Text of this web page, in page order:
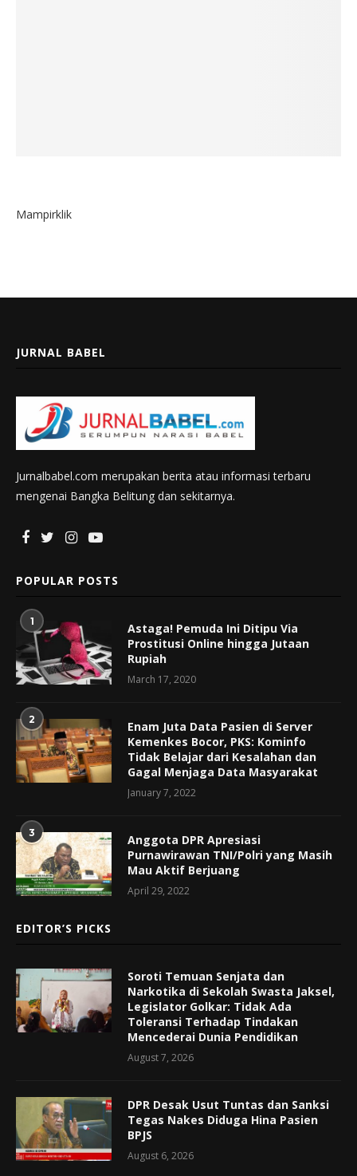
Mampirklik
JURNAL BABEL
Jurnalbabel.com merupakan berita atau informasi terbaru
mengenai Bangka Belitung dan sekitarnya.
POPULAR POSTS
1
Astaga! Pemuda Ini Ditipu Via
Prostitusi Online hingga Jutaan
Rupiah
March 17, 2020
2
Enam Juta Data Pasien di Server
Kemenkes Bocor, PKS: Kominfo
Tidak Belajar dari Kesalahan dan
Gagal Menjaga Data Masyarakat
January 7, 2022
3
Anggota DPR Apresiasi
Purnawirawan TNI/Polri yang Masih
Mau Aktif Berjuang
April 29, 2022
EDITOR’S PICKS
Soroti Temuan Senjata dan
Narkotika di Sekolah Swasta Jaksel,
Legislator Golkar: Tidak Ada
Toleransi Terhadap Tindakan
Mencederai Dunia Pendidikan
August 7, 2026
DPR Desak Usut Tuntas dan Sanksi
Tegas Nakes Diduga Hina Pasien
BPJS
August 6, 2026